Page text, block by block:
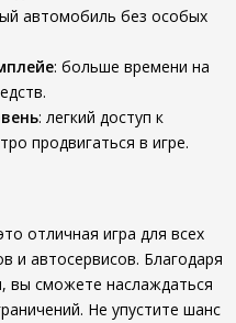
автомобиль без особых
: больше времени на
: легкий доступ к
продвигаться в игре.
отличная игра для всех
и автосервисов. Благодаря
, вы сможете наслаждаться
Не упустите шанс